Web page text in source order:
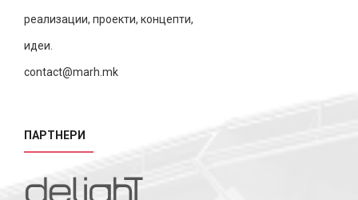
реализации, проекти, концепти,
идеи.
contact@marh.mk
ПАРТНЕРИ